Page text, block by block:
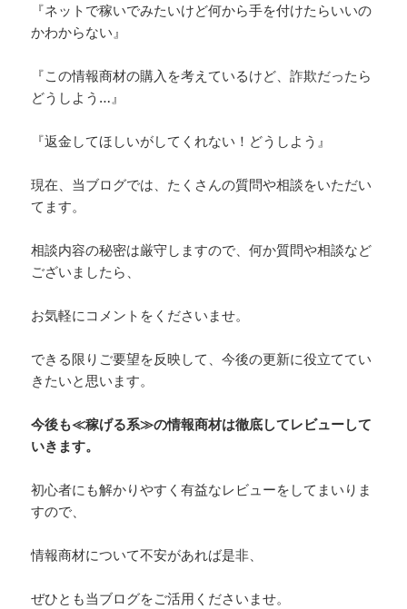
『ネットで稼いでみたいけど何から手を付けたらいいの
かわからない』
『この情報商材の購入を考えているけど、詐欺だったら
どうしよう…』
『返金してほしいがしてくれない！どうしよう』
現在、当ブログでは、たくさんの質問や相談をいただい
てます。
相談内容の秘密は厳守しますので、何か質問や相談など
ございましたら、
お気軽にコメントをくださいませ。
できる限りご要望を反映して、今後の更新に役立ててい
きたいと思います。
今後も≪稼げる系≫の情報商材は徹底してレビューして
いきます。
初心者にも解かりやすく有益なレビューをしてまいりま
すので、
情報商材について不安があれば是非、
ぜひとも当ブログをご活用くださいませ。